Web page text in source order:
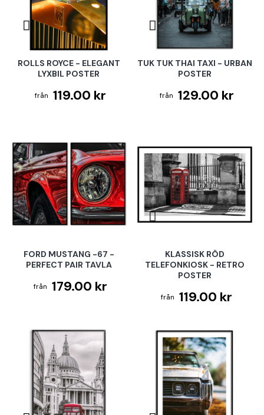
ROLLS ROYCE - ELEGANT
LYXBIL POSTER
119.00 kr
TUK TUK THAI TAXI - URBAN
POSTER
129.00 kr
FORD MUSTANG -67 -
PERFECT PAIR TAVLA
179.00 kr
KLASSISK RÖD
TELEFONKIOSK - RETRO
POSTER
119.00 kr